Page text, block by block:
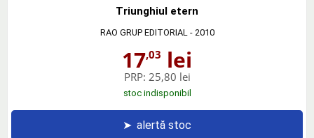
Triunghiul etern
RAO GRUP EDITORIAL - 2010
17,03 lei
PRP: 25,80 lei
stoc indisponibil
➤ alertă stoc